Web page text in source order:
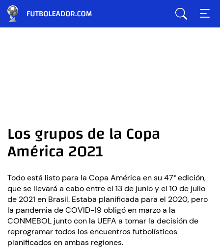
Los grupos de la Copa
América 2021
Todo está listo para la Copa América en su 47° edición,
que se llevará a cabo entre el 13 de junio y el 10 de julio
de 2021 en Brasil. Estaba planificada para el 2020, pero
la pandemia de COVID-19 obligó en marzo a la
CONMEBOL junto con la UEFA a tomar la decisión de
reprogramar todos los encuentros futbolísticos
planificados en ambas regiones.